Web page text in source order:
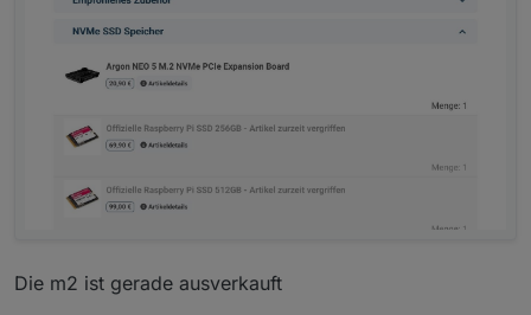
Die m2 ist gerade ausverkauft